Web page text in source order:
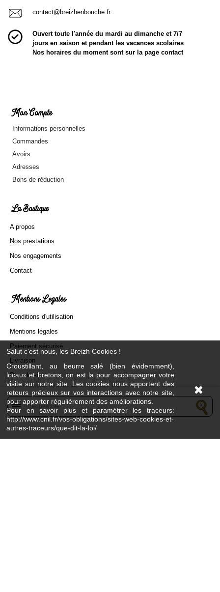
contact@breizhenbouche.fr
Ouvert toute l'année du mardi au dimanche et 7/7
jours en saison et pendant les vacances scolaires
Nos horaires du moment sont sur la page contact
Mon Compte
Informations personnelles
Commandes
Avoirs
Adresses
Bons de réduction
La Boutique
A propos
Nos prestations
Nos engagements
Contact
Mentions Légales
Conditions d'utilisation
Mentions légales
Paiement sécurisé
Livraison
Plan du site
menu
Salut c’est nous, les Breizh Cookies !
Croustillant, au beurre salé (bien évidemment),
locaux et bretons, on est la pour accompagner votre
visite sur notre site. Les cookies nous apportent des
retours précieux sur vos interactions avec notre site,
pour apporter régulièrement des améliorations.
Pour en savoir plus et paramétrer les traceurs:
http://www.cnil.fr/vos-obligations/sites-web-cookies-et-
autres-traceurs/que-dit-la-loi/